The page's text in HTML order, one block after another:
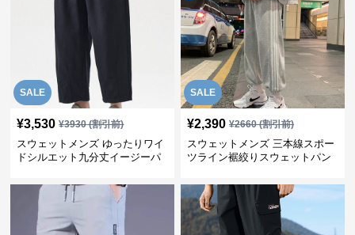
SALE
¥3,530 ¥3930(割引前)
スウェットメンズ ゆったりワイ
ドシルエット九分丈イージーパ
SALE
¥2,390 ¥2660(割引前)
スウェットメンズ 三本線スポー
ツライン裾絞りスウェットパン